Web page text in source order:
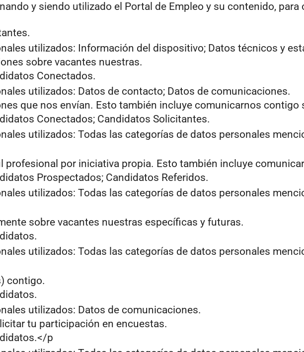
y siendo utilizado el Portal de Empleo y su contenido,
utilizados: Información del dispositivo; Datos técnicos y
sobre vacantes nuestras.
Conectados.
utilizados: Datos de contacto; Datos de comunicaciones.
que nos envían. Esto también incluye comunicarnos
Conectados; Candidatos Solicitantes.
utilizados: Todas las categorías de datos personales
profesional por iniciativa propia. Esto también incluye
Prospectados; Candidatos Referidos.
utilizados: Todas las categorías de datos personales
sobre vacantes nuestras específicas y futuras.
utilizados: Todas las categorías de datos personales
contigo.
utilizados: Datos de comunicaciones.
tu participación en encuestas.
p